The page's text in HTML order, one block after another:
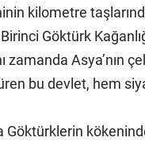
kilometre
Göktürk
zamanda Asya’nın
bu devlet, hem
Göktürklerin